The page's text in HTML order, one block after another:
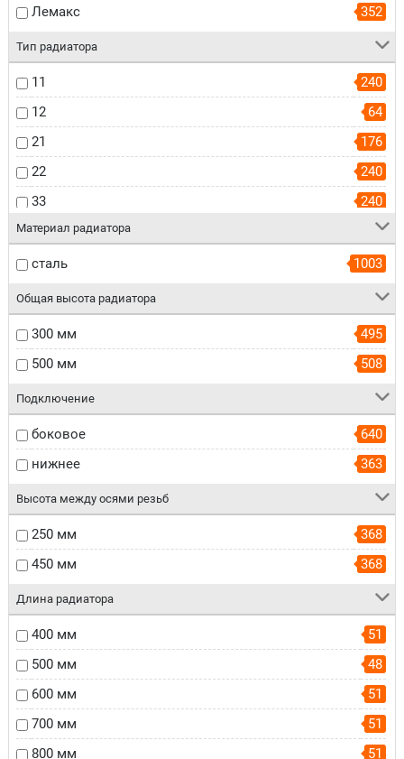
Лемакс
352
Тип радиатора
11
240
12
64
21
176
22
240
33
240
Материал радиатора
сталь 1003
Общая высота радиатора
300 мм
495
500 мм
508
Подключение
боковое
640
нижнее
363
Высота между осями резьб
250 мм
368
450 мм
368
Длина радиатора
400 мм
51
500 мм
48
600 мм
51
700 мм
51
800 мм
51